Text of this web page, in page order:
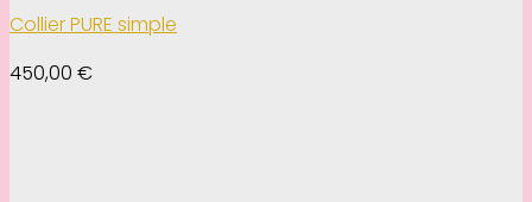
Collier PURE simple
450,00 €